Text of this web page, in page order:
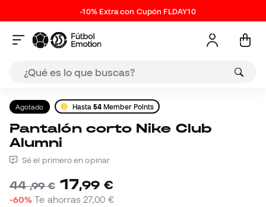
-10% Extra con Cupón FLDAY10
Agotado Hasta54 Member Points
Pantalón corto Nike Club
Alumni
Sé el primero en opinar
44,99 € 17,99 €
-60% Te ahorras 27,00 €